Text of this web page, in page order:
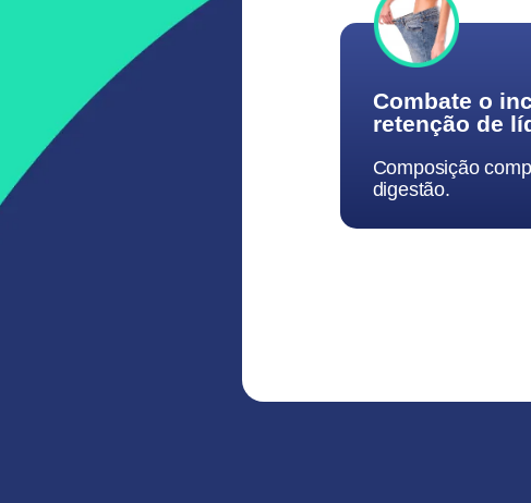
Combate o
retenção de
Composição
digestão.